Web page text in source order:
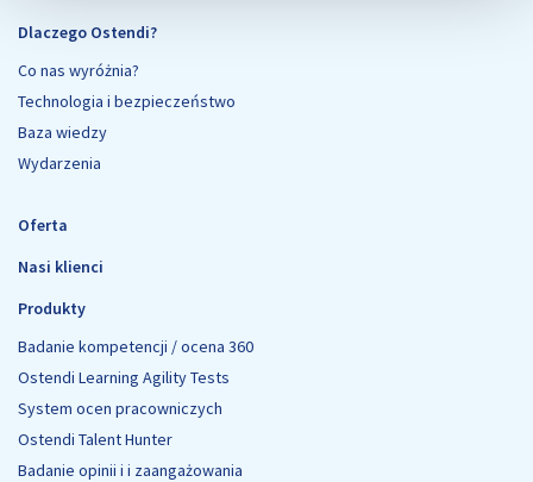
Dlaczego Ostendi?
Co nas wyróżnia?
Technologia i bezpieczeństwo
Baza wiedzy
Wydarzenia
Oferta
Nasi klienci
Produkty
Badanie kompetencji / ocena 360
Ostendi Learning Agility Tests
System ocen pracowniczych
Ostendi Talent Hunter
Badanie opinii i i zaangażowania